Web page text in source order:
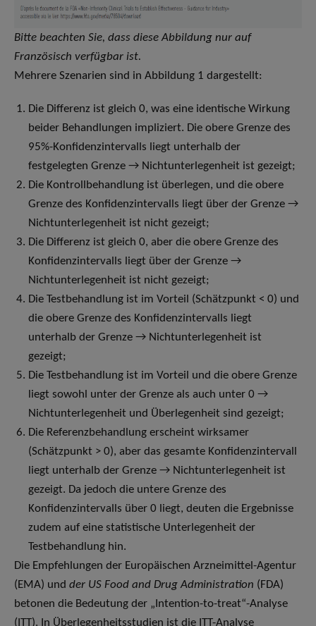
Bitte beachten Sie, dass diese Abbildung nur auf
Französisch verfügbar ist.
Mehrere Szenarien sind in Abbildung 1 dargestellt:
Die Differenz ist gleich 0, was eine identische Wirkung
beider Behandlungen impliziert. Die obere Grenze des
95%-Konfidenzintervalls liegt unterhalb der
festgelegten Grenze → Nichtunterlegenheit ist gezeigt;
Die Kontrollbehandlung ist überlegen, und die obere
Grenze des Konfidenzintervalls liegt über der Grenze →
Nichtunterlegenheit ist nicht gezeigt;
Die Differenz ist gleich 0, aber die obere Grenze des
Konfidenzintervalls liegt über der Grenze →
Nichtunterlegenheit ist nicht gezeigt;
Die Testbehandlung ist im Vorteil (Schätzpunkt < 0) und
die obere Grenze des Konfidenzintervalls liegt
unterhalb der Grenze → Nichtunterlegenheit ist
gezeigt;
Die Testbehandlung ist im Vorteil und die obere Grenze
liegt sowohl unter der Grenze als auch unter 0 →
Nichtunterlegenheit und Überlegenheit sind gezeigt;
Die Referenzbehandlung erscheint wirksamer
(Schätzpunkt > 0), aber das gesamte Konfidenzintervall
liegt unterhalb der Grenze → Nichtunterlegenheit ist
gezeigt. Da jedoch die untere Grenze des
Konfidenzintervalls über 0 liegt, deuten die Ergebnisse
zudem auf eine statistische Unterlegenheit der
Testbehandlung hin.
Die Empfehlungen der Europäischen Arzneimittel-Agentur
(EMA) und der US Food and Drug Administration (FDA)
betonen die Bedeutung der „Intention-to-treat“-Analyse
(ITT). In Überlegenheitsstudien ist die ITT-Analyse